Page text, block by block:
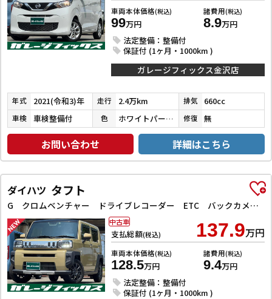
車両本体価格(税込)
99万円
諸費用(税込)
8.9万円
法定整備：整備付
保証付 (1ヶ月・1000km )
ガレージフィックス金沢店
年式 2021(令和3)年 走行 2.4万km 排気 660cc
車検 車検整備付 色 ホワイトパール３コートパール 修復 無
お問い合わせ 詳細はこちら
ダイハツ タフト
G クロムベンチャー ドライブレコーダー ETC バックカメラ ナビ TV クリアランスソナー 衝突被害軽減システム オートライト LEDヘッドランプ スマートキー アイドリングストップ 電動格納ミラー シートヒーター
支払総額(税込) 137.9万円
車両本体価格(税込)
128.5万円
諸費用(税込)
9.4万円
法定整備：整備付
保証付 (1ヶ月・1000km )
中古車